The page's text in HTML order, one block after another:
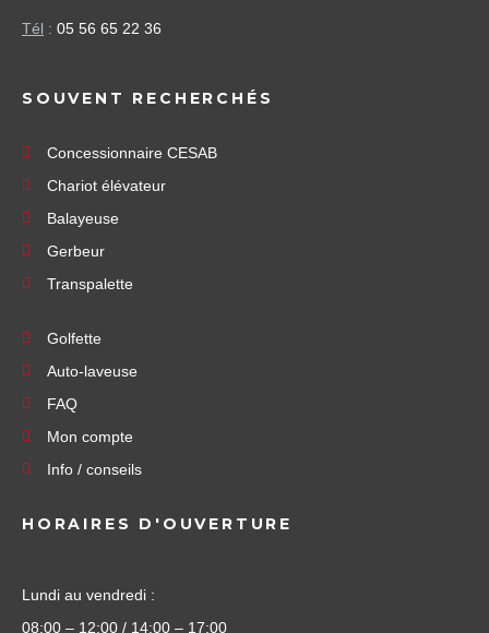
Tél : 05 56 65 22 36
SOUVENT RECHERCHÉS
Concessionnaire CESAB
Chariot élévateur
Balayeuse
Gerbeur
Transpalette
Golfette
Auto-laveuse
FAQ
Mon compte
Info / conseils
HORAIRES D'OUVERTURE
Lundi au vendredi :
08:00 – 12:00 / 14:00 – 17:00